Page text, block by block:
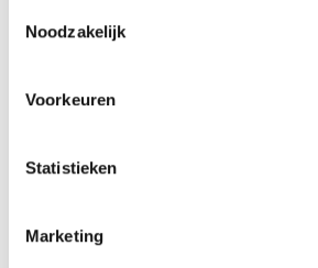
Noodzakelijk
Voorkeuren
Statistieken
MarketingMaandag t/m vrijdag van 09.00 tot